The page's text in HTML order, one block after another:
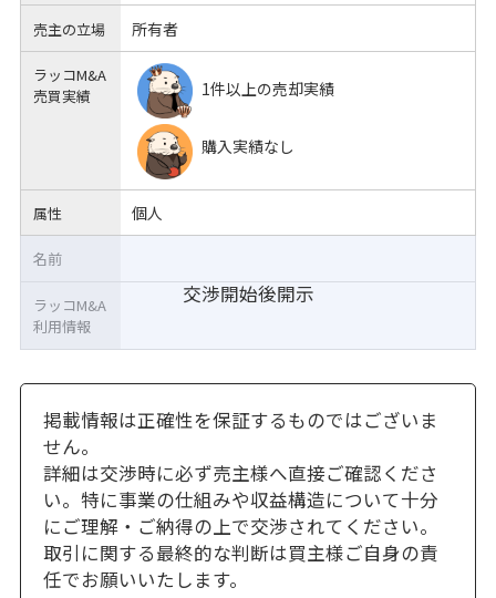
売主の立場 所有者
ラッコM&A
売買実績
1件以上の売却実績
購入実績なし
属性 個人
交渉開始後開示
名前
ラッコM&A
利用情報
掲載情報は正確性を保証するものではございま
せん。
詳細は交渉時に必ず売主様へ直接ご確認くださ
い。特に事業の仕組みや収益構造について十分
にご理解・ご納得の上で交渉されてください。
取引に関する最終的な判断は買主様ご自身の責
任でお願いいたします。